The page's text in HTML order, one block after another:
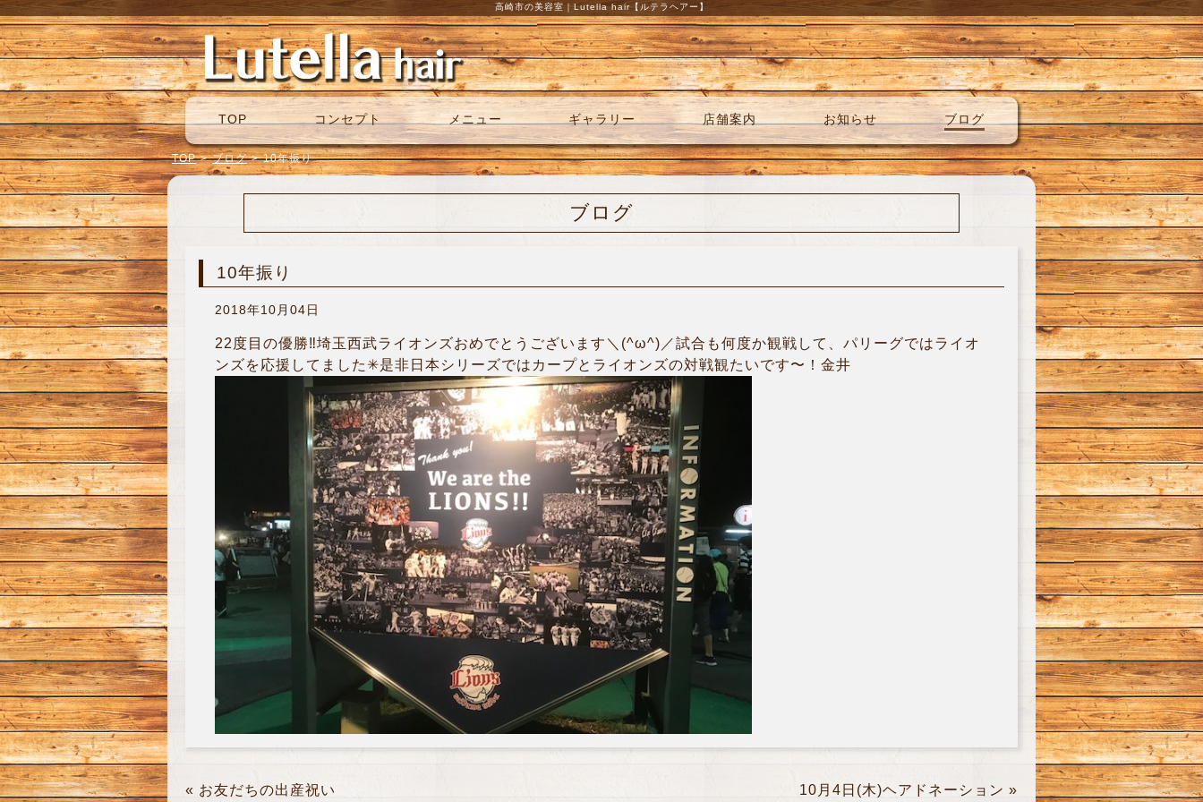
高崎市の美容室｜Lutella hair【ルテラヘアー】
TOP コンセプト メニュー ギャラリー 店舗案内 お知らせ ブログ
TOP > ブログ > 10年振り
ブログ
10年振り
2018年10月04日
22度目の優勝‼︎埼玉西武ライオンズおめでとうございます＼(^ω^)／試合も何度か観戦して、パリーグではライオ
ンズを応援してました✳︎是非日本シリーズではカープとライオンズの対戦観たいです〜！金井
« お友だちの出産祝い 10月4日(木)ヘアドネーション »